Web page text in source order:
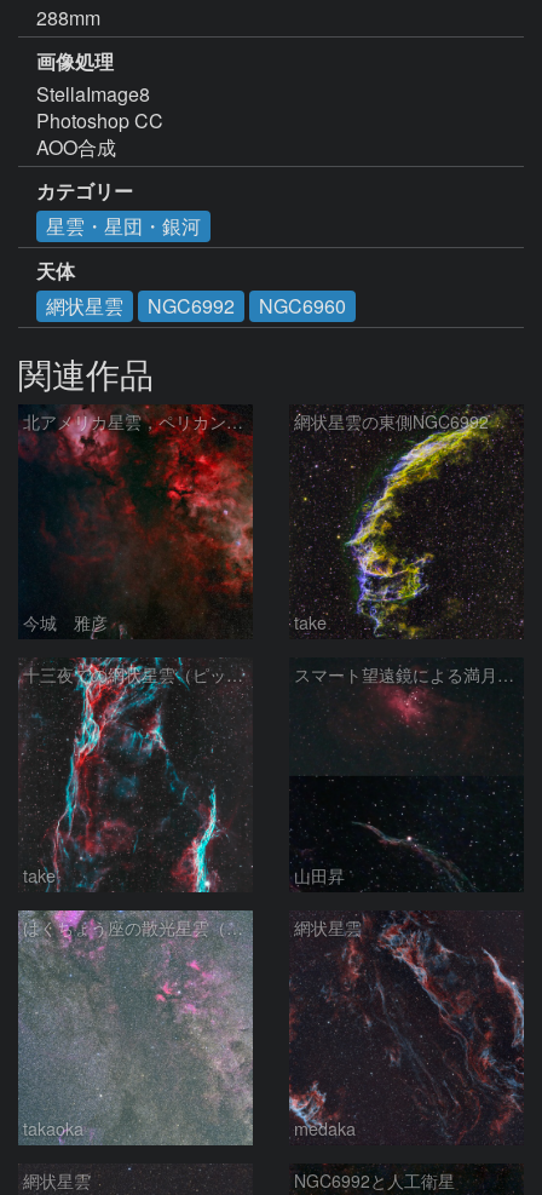
288mm
画像処理
StellaImage8
Photoshop CC
AOO合成
カテゴリー
星雲・星団・銀河
天体
網状星雲
NGC6992 NGC6960
関連作品
北アメリカ星雲，ペリカン星雲，サドル付近，クレセント星雲，網状星雲・・・etc
今城 雅彦
網状星雲の東側NGC6992
take
十三夜での網状星雲（ピッカリングの三角）
take
スマート望遠鏡による満月下の星雲（M16,NGC6960）
山田昇
はくちょう座の散光星雲（１００ｍｍ）
takaoka
網状星雲
medaka
網状星雲 NGC6992と人工衛星